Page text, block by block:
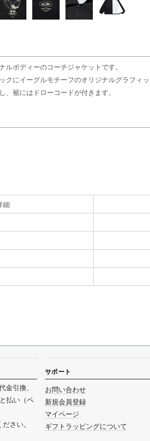
ボディーのコーチジャケットです。
クにイーグルモチーフのオリジナルグラフィッ
裾にはドローコードが付きます。
細
金引換、
払い（ペ
さい。
サポート
お問い合わせ
新規会員登録
マイページ
ギフトラッピングについて